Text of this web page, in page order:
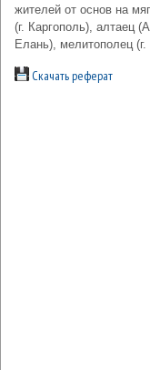
жителей от основ на
(г. Каргополь), алтаец
Елань), мелитополец
Скачать реферат